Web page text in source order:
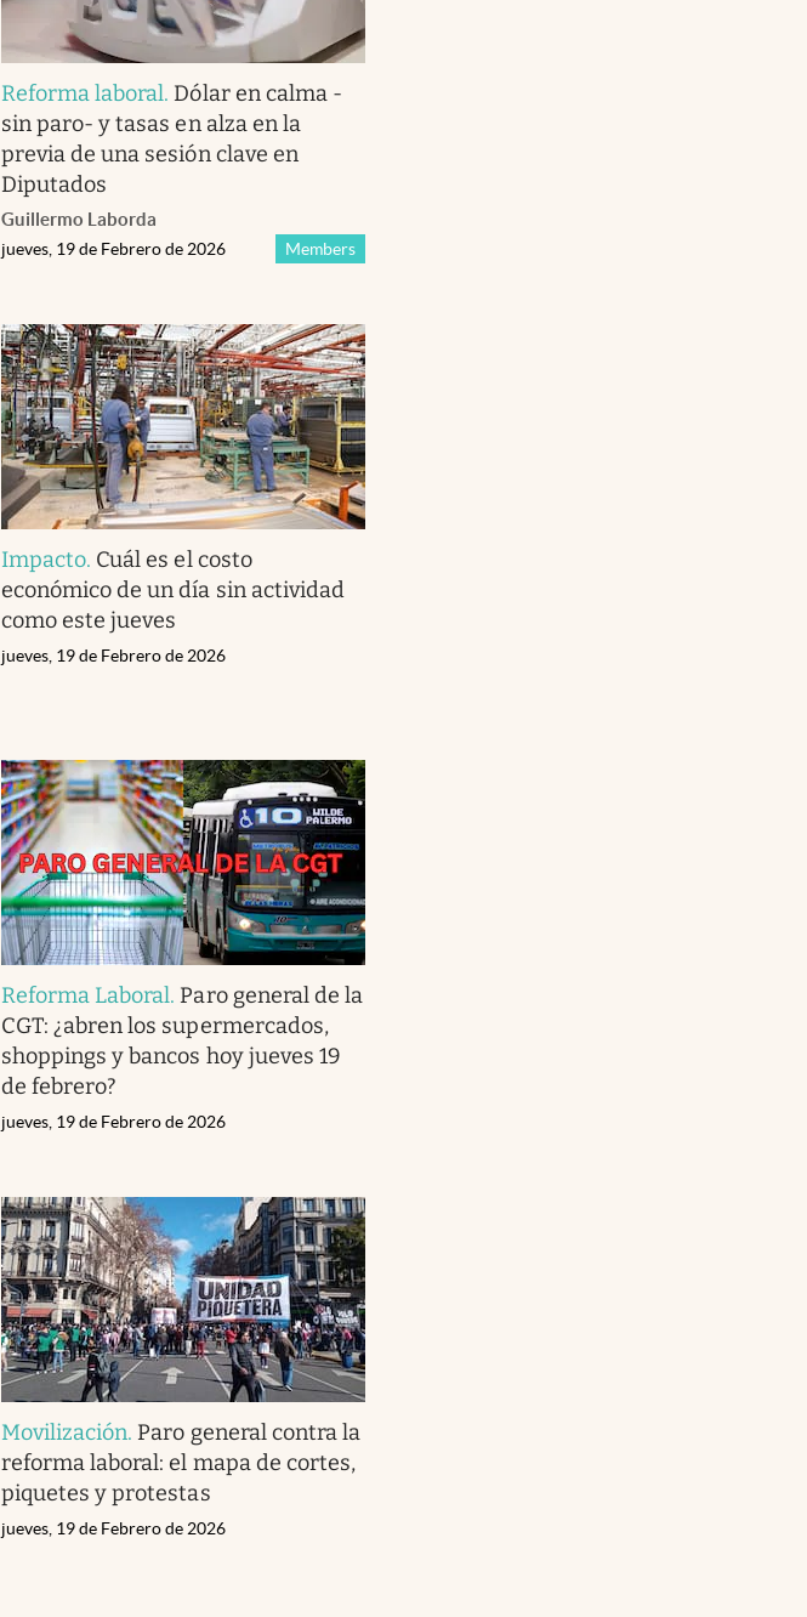
Reforma laboral. Dólar en calma -
sin paro- y tasas en alza en la
previa de una sesión clave en
Diputados
Guillermo Laborda
Members
jueves, 19 de Febrero de 2026
Impacto. Cuál es el costo
económico de un día sin actividad
como este jueves
jueves, 19 de Febrero de 2026
Reforma Laboral. Paro general de la
CGT: ¿abren los supermercados,
shoppings y bancos hoy jueves 19
de febrero?
jueves, 19 de Febrero de 2026
Movilización. Paro general contra la
reforma laboral: el mapa de cortes,
piquetes y protestas
jueves, 19 de Febrero de 2026